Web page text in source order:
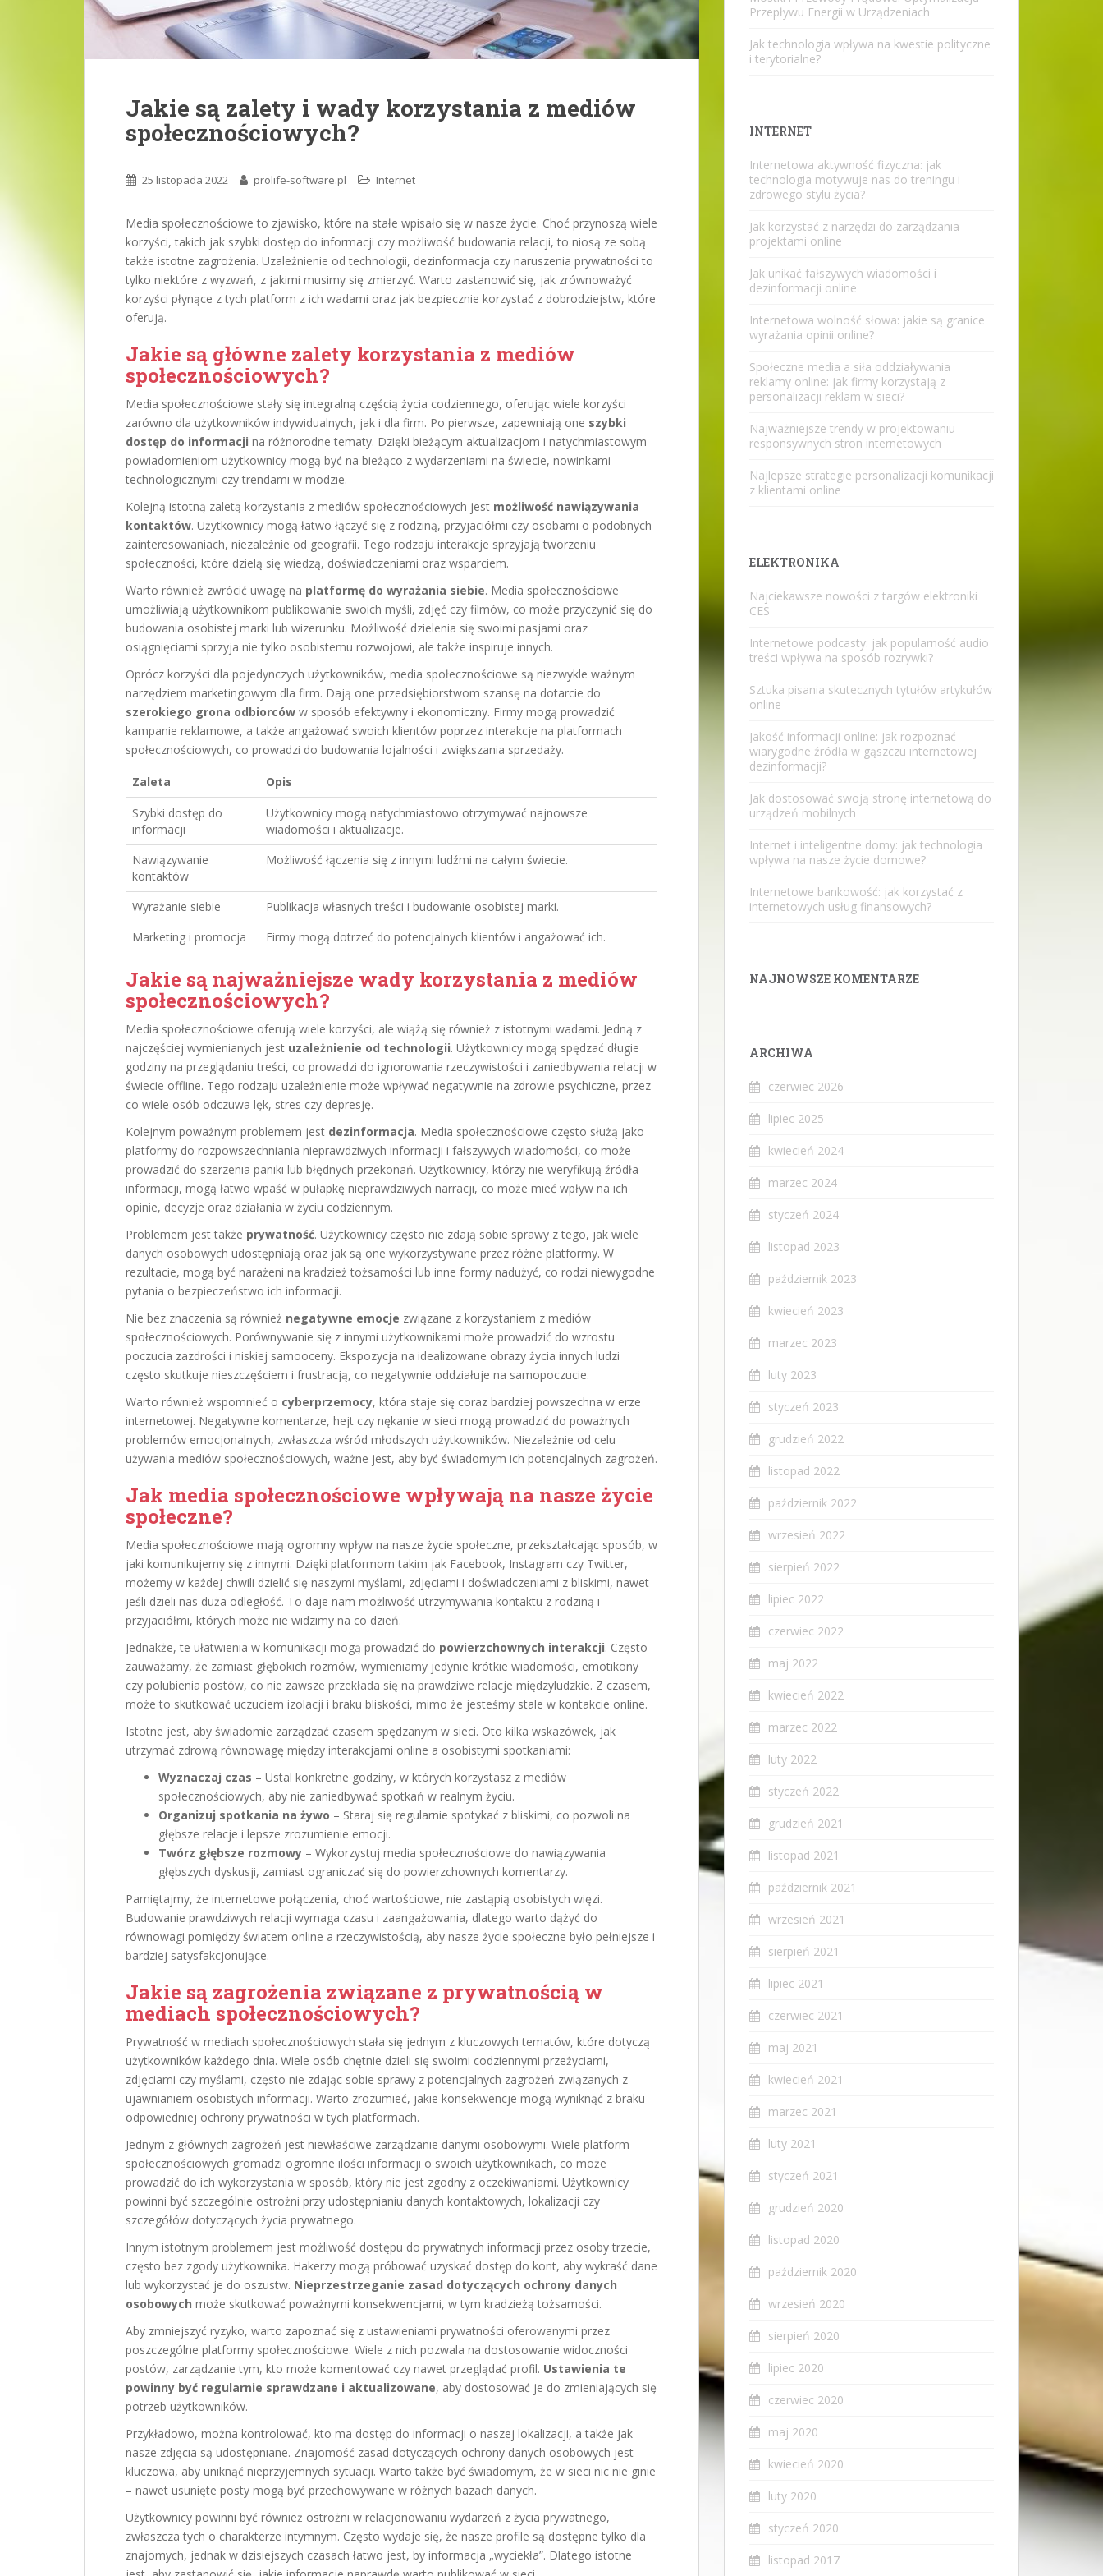
Jakie są zalety i wady korzystania z mediów
społecznościowych?
25 listopada 2022 prolife-software.pl Internet
Media społecznościowe to zjawisko, które na stałe wpisało się w nasze życie. Choć przynoszą wiele
korzyści, takich jak szybki dostęp do informacji czy możliwość budowania relacji, to niosą ze sobą
także istotne zagrożenia. Uzależnienie od technologii, dezinformacja czy naruszenia prywatności to
tylko niektóre z wyzwań, z jakimi musimy się zmierzyć. Warto zastanowić się, jak zrównoważyć
korzyści płynące z tych platform z ich wadami oraz jak bezpiecznie korzystać z dobrodziejstw, które
oferują.
Jakie są główne zalety korzystania z mediów
społecznościowych?
Media społecznościowe stały się integralną częścią życia codziennego, oferując wiele korzyści
zarówno dla użytkowników indywidualnych, jak i dla firm. Po pierwsze, zapewniają one szybki
dostęp do informacji na różnorodne tematy. Dzięki bieżącym aktualizacjom i natychmiastowym
powiadomieniom użytkownicy mogą być na bieżąco z wydarzeniami na świecie, nowinkami
technologicznymi czy trendami w modzie.
Kolejną istotną zaletą korzystania z mediów społecznościowych jest możliwość nawiązywania
kontaktów. Użytkownicy mogą łatwo łączyć się z rodziną, przyjaciółmi czy osobami o podobnych
zainteresowaniach, niezależnie od geografii. Tego rodzaju interakcje sprzyjają tworzeniu
społeczności, które dzielą się wiedzą, doświadczeniami oraz wsparciem.
Warto również zwrócić uwagę na platformę do wyrażania siebie. Media społecznościowe
umożliwiają użytkownikom publikowanie swoich myśli, zdjęć czy filmów, co może przyczynić się do
budowania osobistej marki lub wizerunku. Możliwość dzielenia się swoimi pasjami oraz
osiągnięciami sprzyja nie tylko osobistemu rozwojowi, ale także inspiruje innych.
Oprócz korzyści dla pojedynczych użytkowników, media społecznościowe są niezwykle ważnym
narzędziem marketingowym dla firm. Dają one przedsiębiorstwom szansę na dotarcie do
szerokiego grona odbiorców w sposób efektywny i ekonomiczny. Firmy mogą prowadzić
kampanie reklamowe, a także angażować swoich klientów poprzez interakcje na platformach
społecznościowych, co prowadzi do budowania lojalności i zwiększania sprzedaży.
Zaleta
Opis
Szybki dostęp do
informacji
Użytkownicy mogą natychmiastowo otrzymywać najnowsze
wiadomości i aktualizacje.
Nawiązywanie
kontaktów
Możliwość łączenia się z innymi ludźmi na całym świecie.
Wyrażanie siebie
Publikacja własnych treści i budowanie osobistej marki.
Marketing i promocja
Firmy mogą dotrzeć do potencjalnych klientów i angażować ich.
Jakie są najważniejsze wady korzystania z mediów
społecznościowych?
Media społecznościowe oferują wiele korzyści, ale wiążą się również z istotnymi wadami. Jedną z
najczęściej wymienianych jest uzależnienie od technologii. Użytkownicy mogą spędzać długie
godziny na przeglądaniu treści, co prowadzi do ignorowania rzeczywistości i zaniedbywania relacji w
świecie offline. Tego rodzaju uzależnienie może wpływać negatywnie na zdrowie psychiczne, przez
co wiele osób odczuwa lęk, stres czy depresję.
Kolejnym poważnym problemem jest dezinformacja. Media społecznościowe często służą jako
platformy do rozpowszechniania nieprawdziwych informacji i fałszywych wiadomości, co może
prowadzić do szerzenia paniki lub błędnych przekonań. Użytkownicy, którzy nie weryfikują źródła
informacji, mogą łatwo wpaść w pułapkę nieprawdziwych narracji, co może mieć wpływ na ich
opinie, decyzje oraz działania w życiu codziennym.
Problemem jest także prywatność. Użytkownicy często nie zdają sobie sprawy z tego, jak wiele
danych osobowych udostępniają oraz jak są one wykorzystywane przez różne platformy. W
rezultacie, mogą być narażeni na kradzież tożsamości lub inne formy nadużyć, co rodzi niewygodne
pytania o bezpieczeństwo ich informacji.
Nie bez znaczenia są również negatywne emocje związane z korzystaniem z mediów
społecznościowych. Porównywanie się z innymi użytkownikami może prowadzić do wzrostu
poczucia zazdrości i niskiej samooceny. Ekspozycja na idealizowane obrazy życia innych ludzi
często skutkuje nieszczęściem i frustracją, co negatywnie oddziałuje na samopoczucie.
Warto również wspomnieć o cyberprzemocy, która staje się coraz bardziej powszechna w erze
internetowej. Negatywne komentarze, hejt czy nękanie w sieci mogą prowadzić do poważnych
problemów emocjonalnych, zwłaszcza wśród młodszych użytkowników. Niezależnie od celu
używania mediów społecznościowych, ważne jest, aby być świadomym ich potencjalnych zagrożeń.
Jak media społecznościowe wpływają na nasze życie
społeczne?
Media społecznościowe mają ogromny wpływ na nasze życie społeczne, przekształcając sposób, w
jaki komunikujemy się z innymi. Dzięki platformom takim jak Facebook, Instagram czy Twitter,
możemy w każdej chwili dzielić się naszymi myślami, zdjęciami i doświadczeniami z bliskimi, nawet
jeśli dzieli nas duża odległość. To daje nam możliwość utrzymywania kontaktu z rodziną i
przyjaciółmi, których może nie widzimy na co dzień.
Jednakże, te ułatwienia w komunikacji mogą prowadzić do powierzchownych interakcji. Często
zauważamy, że zamiast głębokich rozmów, wymieniamy jedynie krótkie wiadomości, emotikony
czy polubienia postów, co nie zawsze przekłada się na prawdziwe relacje międzyludzkie. Z czasem,
może to skutkować uczuciem izolacji i braku bliskości, mimo że jesteśmy stale w kontakcie online.
Istotne jest, aby świadomie zarządzać czasem spędzanym w sieci. Oto kilka wskazówek, jak
utrzymać zdrową równowagę między interakcjami online a osobistymi spotkaniami:
Wyznaczaj czas – Ustal konkretne godziny, w których korzystasz z mediów
społecznościowych, aby nie zaniedbywać spotkań w realnym życiu.
Organizuj spotkania na żywo – Staraj się regularnie spotykać z bliskimi, co pozwoli na
głębsze relacje i lepsze zrozumienie emocji.
Twórz głębsze rozmowy – Wykorzystuj media społecznościowe do nawiązywania
głębszych dyskusji, zamiast ograniczać się do powierzchownych komentarzy.
Pamiętajmy, że internetowe połączenia, choć wartościowe, nie zastąpią osobistych więzi.
Budowanie prawdziwych relacji wymaga czasu i zaangażowania, dlatego warto dążyć do
równowagi pomiędzy światem online a rzeczywistością, aby nasze życie społeczne było pełniejsze i
bardziej satysfakcjonujące.
Jakie są zagrożenia związane z prywatnością w
mediach społecznościowych?
Prywatność w mediach społecznościowych stała się jednym z kluczowych tematów, które dotyczą
użytkowników każdego dnia. Wiele osób chętnie dzieli się swoimi codziennymi przeżyciami,
zdjęciami czy myślami, często nie zdając sobie sprawy z potencjalnych zagrożeń związanych z
ujawnianiem osobistych informacji. Warto zrozumieć, jakie konsekwencje mogą wyniknąć z braku
odpowiedniej ochrony prywatności w tych platformach.
Jednym z głównych zagrożeń jest niewłaściwe zarządzanie danymi osobowymi. Wiele platform
społecznościowych gromadzi ogromne ilości informacji o swoich użytkownikach, co może
prowadzić do ich wykorzystania w sposób, który nie jest zgodny z oczekiwaniami. Użytkownicy
powinni być szczególnie ostrożni przy udostępnianiu danych kontaktowych, lokalizacji czy
szczegółów dotyczących życia prywatnego.
Innym istotnym problemem jest możliwość dostępu do prywatnych informacji przez osoby trzecie,
często bez zgody użytkownika. Hakerzy mogą próbować uzyskać dostęp do kont, aby wykraść dane
lub wykorzystać je do oszustw. Nieprzestrzeganie zasad dotyczących ochrony danych
osobowych może skutkować poważnymi konsekwencjami, w tym kradzieżą tożsamości.
Aby zmniejszyć ryzyko, warto zapoznać się z ustawieniami prywatności oferowanymi przez
poszczególne platformy społecznościowe. Wiele z nich pozwala na dostosowanie widoczności
postów, zarządzanie tym, kto może komentować czy nawet przeglądać profil. Ustawienia te
powinny być regularnie sprawdzane i aktualizowane, aby dostosować je do zmieniających się
potrzeb użytkowników.
Przykładowo, można kontrolować, kto ma dostęp do informacji o naszej lokalizacji, a także jak
nasze zdjęcia są udostępniane. Znajomość zasad dotyczących ochrony danych osobowych jest
kluczowa, aby uniknąć nieprzyjemnych sytuacji. Warto także być świadomym, że w sieci nic nie ginie
– nawet usunięte posty mogą być przechowywane w różnych bazach danych.
Użytkownicy powinni być również ostrożni w relacjonowaniu wydarzeń z życia prywatnego,
zwłaszcza tych o charakterze intymnym. Często wydaje się, że nasze profile są dostępne tylko dla
znajomych, jednak w dzisiejszych czasach łatwo jest, by informacja „wyciekła”. Dlatego istotne
Przepływu Energii w Urządzeniach
Jak technologia wpływa na kwestie polityczne
i terytorialne?
INTERNET
Internetowa aktywność fizyczna: jak
technologia motywuje nas do treningu i
zdrowego stylu życia?
Jak korzystać z narzędzi do zarządzania
projektami online
Jak unikać fałszywych wiadomości i
dezinformacji online
Internetowa wolność słowa: jakie są granice
wyrażania opinii online?
Społeczne media a siła oddziaływania
reklamy online: jak firmy korzystają z
personalizacji reklam w sieci?
Najważniejsze trendy w projektowaniu
responsywnych stron internetowych
Najlepsze strategie personalizacji komunikacji
z klientami online
ELEKTRONIKA
Najciekawsze nowości z targów elektroniki
CES
Internetowe podcasty: jak popularność audio
treści wpływa na sposób rozrywki?
Sztuka pisania skutecznych tytułów artykułów
online
Jakość informacji online: jak rozpoznać
wiarygodne źródła w gąszczu internetowej
dezinformacji?
Jak dostosować swoją stronę internetową do
urządzeń mobilnych
Internet i inteligentne domy: jak technologia
wpływa na nasze życie domowe?
Internetowe bankowość: jak korzystać z
internetowych usług finansowych?
NAJNOWSZE KOMENTARZE
ARCHIWA
czerwiec 2026
lipiec 2025
kwiecień 2024
marzec 2024
styczeń 2024
listopad 2023
październik 2023
kwiecień 2023
marzec 2023
luty 2023
styczeń 2023
grudzień 2022
listopad 2022
październik 2022
wrzesień 2022
sierpień 2022
lipiec 2022
czerwiec 2022
maj 2022
kwiecień 2022
marzec 2022
luty 2022
styczeń 2022
grudzień 2021
listopad 2021
październik 2021
wrzesień 2021
sierpień 2021
lipiec 2021
czerwiec 2021
maj 2021
kwiecień 2021
marzec 2021
luty 2021
styczeń 2021
grudzień 2020
listopad 2020
październik 2020
wrzesień 2020
sierpień 2020
lipiec 2020
czerwiec 2020
maj 2020
kwiecień 2020
luty 2020
styczeń 2020
listopad 2017